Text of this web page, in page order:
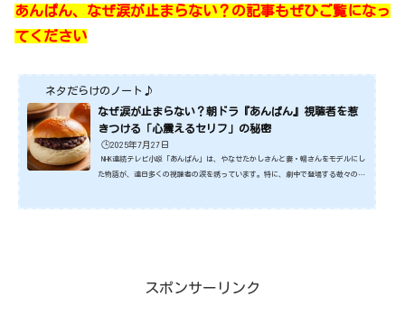
あんぱん、なぜ涙が止まらない？の記事もぜひご覧になっ
てください
ネタだらけのノート♪
なぜ涙が止まらない？朝ドラ『あんぱん』視聴者を惹
きつける「心震えるセリフ」の秘密
🕒️2025年7月27日
NHK連続テレビ小説「あんぱん」は、やなせたかしさんと妻・暢さんをモデルにし
た物語が、連日多くの視聴者の涙を誘っています。特に、劇中で登場する数々のセ
スポンサーリンク